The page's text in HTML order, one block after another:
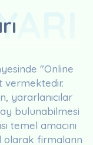
"Online
vermektedir.
yararlanıcılar
bulunabilmesi
temel amacını
olarak firmaların